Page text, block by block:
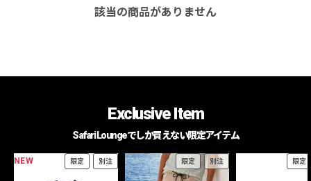
該当の商品がありません
Exclusive Item
Safari Loungeでしか買えない限定アイテム
NEW 限定 別注 限定 別注 限定